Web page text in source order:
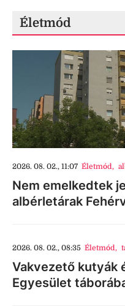
Életmód
2026. 08. 02., 11:07 Életmód,
Nem emelkedtek
albérletárak
2026. 08. 02., 08:35 Életmód,
Vakvezető kutyák
Egyesület